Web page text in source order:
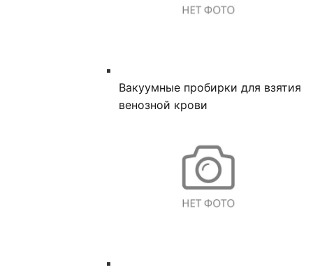
Вакуумные пробирки для взятия
венозной крови